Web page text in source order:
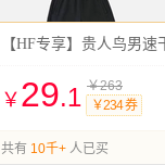
￥ 29.1 ￥263
￥234 券
共有 10千+ 人已买